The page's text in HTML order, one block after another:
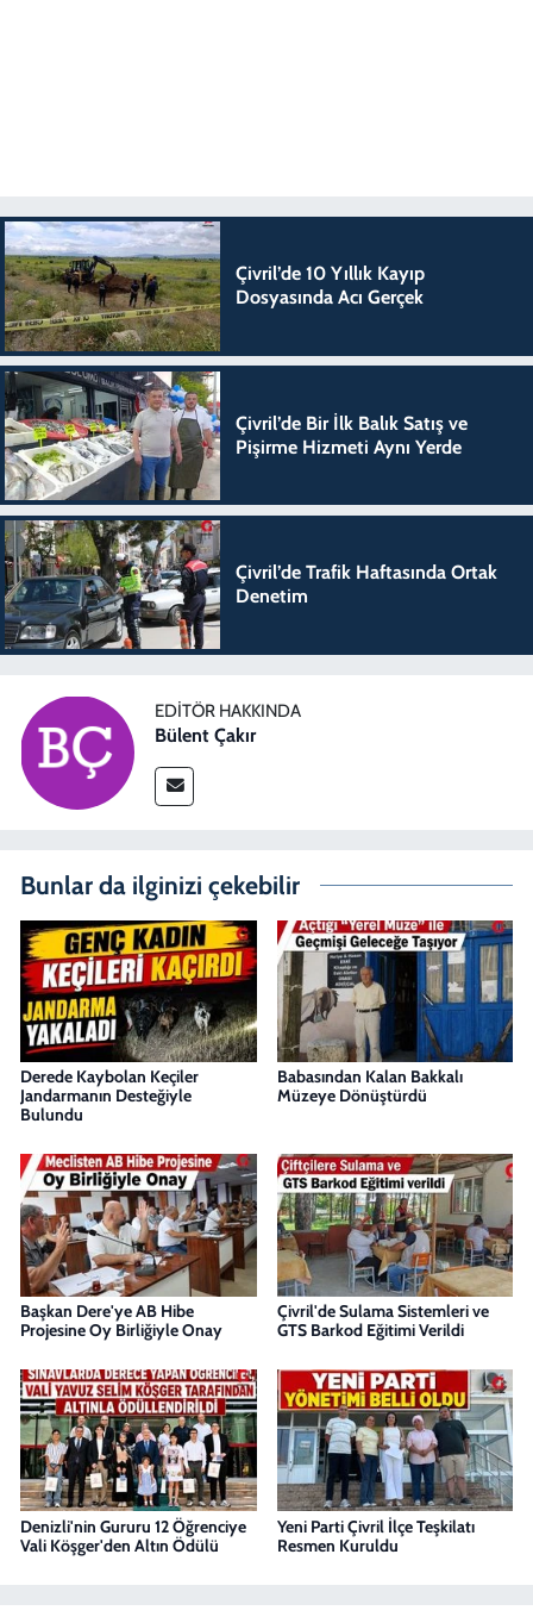
Çivril’de 10 Yıllık Kayıp
Dosyasında Acı Gerçek
Çivril’de Bir İlk Balık Satış ve
Pişirme Hizmeti Aynı Yerde
Çivril’de Trafik Haftasında Ortak
Denetim
EDITÖR HAKKINDA
Bülent Çakır
Bunlar da ilginizi çekebilir
Derede Kaybolan Keçiler
Jandarmanın Desteğiyle
Bulundu
Babasından Kalan Bakkalı
Müzeye Dönüştürdü
Başkan Dere'ye AB Hibe
Projesine Oy Birliğiyle Onay
Çivril'de Sulama Sistemleri ve
GTS Barkod Eğitimi Verildi
Denizli'nin Gururu 12 Öğrenciye
Vali Köşger'den Altın Ödülü
Yeni Parti Çivril İlçe Teşkilatı
Resmen Kuruldu